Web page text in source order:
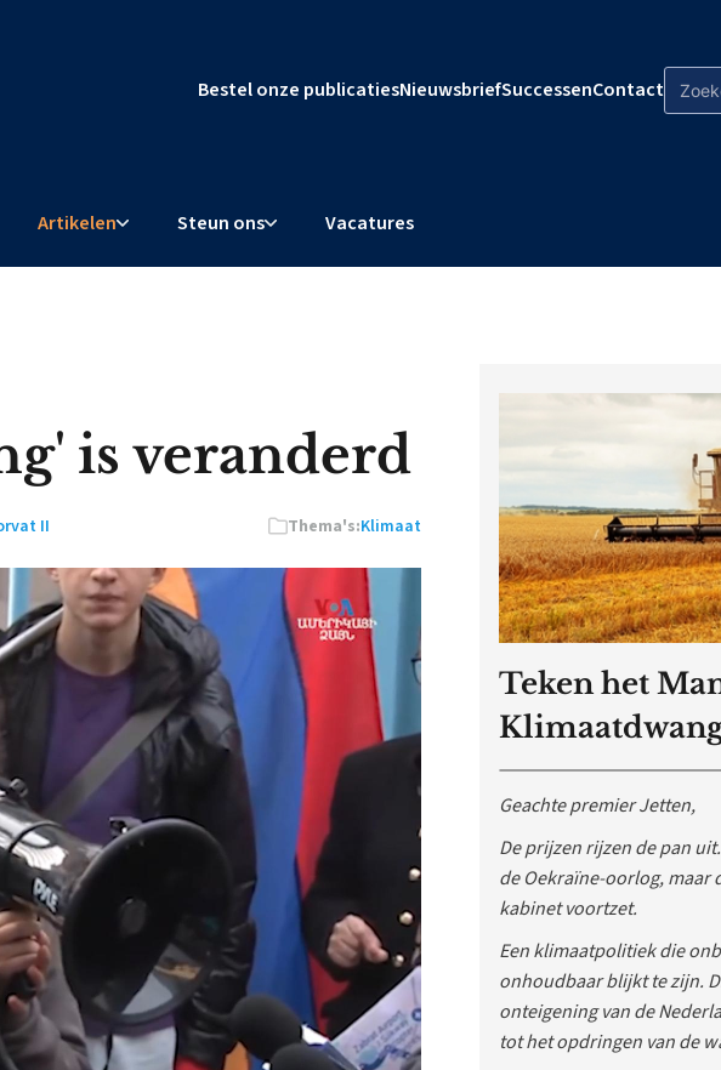
Bestel onze publicatiesNieuwsbriefSuccessenContact
Artikelen Steun ons Vacatures
is veranderd
II Thema's:Klimaat
Teken het
Geachte premier Jetten,
De prijzen rijzen de pan
de Oekraïne-oorlog,
kabinet voortzet.
Een klimaatpolitiek die
onhoudbaar blijkt te zijn.
onteigening van de
tot het opdringen van de